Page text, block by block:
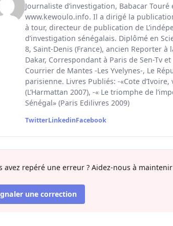
Journaliste d’investigation, Babacar
www.kewoulo.info. Il a dirigé la
à tour, directeur de publication de
d’investigation sénégalais. Diplômé en
8, Saint-Denis (France), ancien Reporter à
Dakar, Correspondant à Paris de Sen-Tv
Courrier de Mantes -Les Yvelynes-, Le
parisienne. Livres Publiés: -«Cote
(L’Harmattan 2007), -« Le triomphe de
Sénégal» (Paris Edilivres 2009)
TwitterLinkedinFacebook
avez repéré une erreur ? Aidez-nous à
une correction